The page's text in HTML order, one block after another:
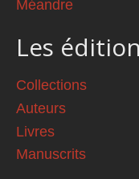
Méandre
Les
Collections
Auteurs
Livres
Manuscrits